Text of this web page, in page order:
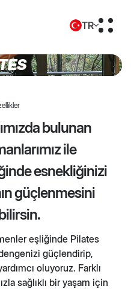
TR
EN
bulunan
ile
esnekliğinizi
güçlenmesini
eşliğinde Pilates
güçlendirip,
oluyoruz. Farklı
sağlıklı bir yaşam için